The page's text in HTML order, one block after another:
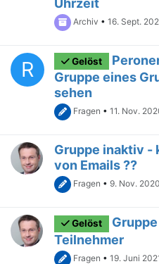
Archiv • 16. Sept.
R Gelöst
Gruppe eines
sehen
Fragen • 11. Nov.
Gruppe inaktiv -
von Emails ??
Fragen • 9. Nov.
Gelöst
Teilnehmer
Fragen • 19. Juni